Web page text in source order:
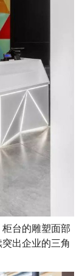
台的雕塑面部
出企业的三角